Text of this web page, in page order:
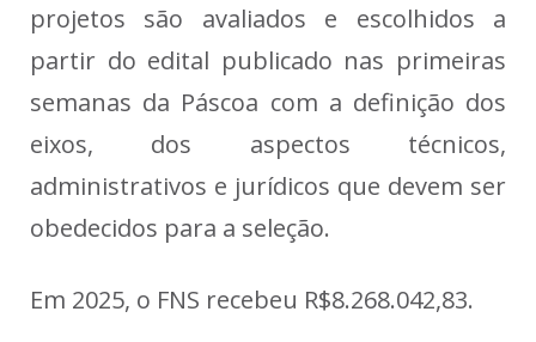
projetos são avaliados e escolhidos a
partir do edital publicado nas primeiras
semanas da Páscoa com a definição dos
eixos, dos aspectos técnicos,
administrativos e jurídicos que devem ser
obedecidos para a seleção.
Em 2025, o FNS recebeu R$8.268.042,83.